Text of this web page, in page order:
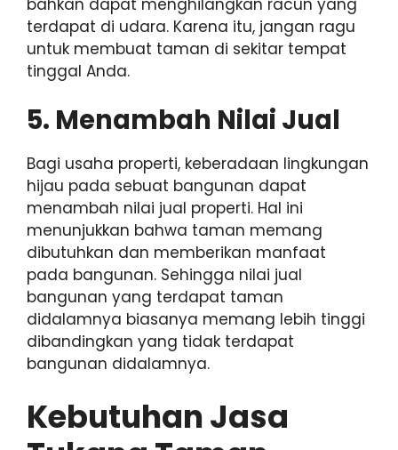
terdapat di udara. Karena itu, jangan ragu
untuk membuat taman di sekitar tempat
tinggal Anda.
5. Menambah Nilai Jual
Bagi usaha properti, keberadaan lingkungan
hijau pada sebuat bangunan dapat
menambah nilai jual properti. Hal ini
menunjukkan bahwa taman memang
dibutuhkan dan memberikan manfaat
pada bangunan. Sehingga nilai jual
bangunan yang terdapat taman
didalamnya biasanya memang lebih tinggi
dibandingkan yang tidak terdapat
bangunan didalamnya.
Kebutuhan Jasa